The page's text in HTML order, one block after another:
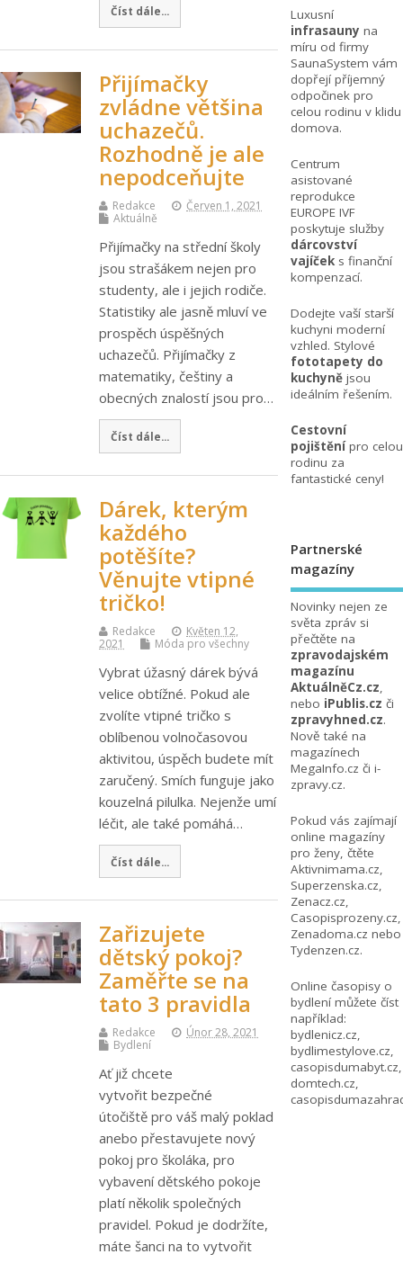
Číst dále...
Přijímačky
zvládne většina
uchazečů.
Rozhodně je ale
nepodceňujte
Redakce
Červen 1, 2021
Aktuálně
Přijímačky na střední školy
jsou strašákem nejen pro
studenty, ale i jejich rodiče.
Statistiky ale jasně mluví ve
prospěch úspěšných
uchazečů. Přijímačky z
matematiky, češtiny a
obecných znalostí jsou pro…
Číst dále...
Dárek, kterým
každého
potěšíte?
Věnujte vtipné
tričko!
Redakce
Květen 12,
2021
Móda pro všechny
Vybrat úžasný dárek bývá
velice obtížné. Pokud ale
zvolíte vtipné tričko s
oblíbenou volnočasovou
aktivitou, úspěch budete mít
zaručený. Smích funguje jako
kouzelná pilulka. Nejenže umí
léčit, ale také pomáhá…
Číst dále...
Zařizujete
dětský pokoj?
Zaměřte se na
tato 3 pravidla
Redakce
Únor 28, 2021
Bydlení
Ať již chcete
vytvořit bezpečné
útočiště pro váš malý poklad
anebo přestavujete nový
pokoj pro školáka, pro
vybavení dětského pokoje
platí několik společných
pravidel. Pokud je dodržíte,
máte šanci na to vytvořit
Luxusní
infrasauny na
míru od firmy
SaunaSystem vám
dopřejí příjemný
odpočinek pro
celou rodinu v klidu
domova.
Centrum
asistované
reprodukce
EUROPE IVF
poskytuje služby
dárcovství
vajíčeks finanční
kompenzací.
Dodejte vaší starší
kuchyni moderní
vzhled. Stylové
fototapety do
kuchynějsou
ideálním řešením.
Cestovní
pojištěnípro celou
rodinu za
fantastické ceny!
Partnerské
magazíny
Novinky nejen ze
světa zpráv si
přečtěte na
zpravodajském
magazínu
AktuálněCz.cz,
nebo iPublis.cz či
zpravyhned.cz.
Nově také na
magazínech
MegaInfo.cz či i-
zpravy.cz.
Pokud vás zajímají
online magazíny
pro ženy, čtěte
Aktivnimama.cz,
Superzenska.cz,
Zenacz.cz,
Casopisprozeny.cz,
Zenadoma.cz nebo
Tydenzen.cz.
Online časopisy o
bydlení můžete číst
například:
bydlenicz.cz,
bydlimestylove.cz,
casopisdumabyt.cz,
domtech.cz,